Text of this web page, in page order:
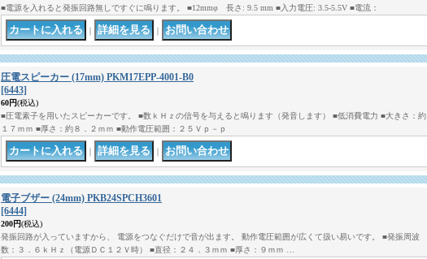
■電源を入れると発振回路無しですぐに鳴ります。 ■12mmφ 長さ: 9.5 mm ■入力電圧: 3.5-5.5V ■電流：
｜ ｜
圧電スピーカー (17mm) PKM17EPP-4001-B0
[6443]
60円(税込)
■圧電素子を用いたスピーカーです。 ■数ｋＨｚの信号を与えると鳴ります（発音します） ■低消費電力 ■大きさ：約
１７ｍｍ ■厚さ：約８．２ｍｍ ■動作電圧範囲：２５Ｖｐ－ｐ
｜ ｜
電子ブザー (24mm) PKB24SPCH3601
[6444]
200円(税込)
発振回路が入っていますから、 電源をつなぐだけで音が出ます。 動作電圧範囲が広くて扱い易いです。 ■発振周波
数：３．６ｋＨｚ（電源ＤＣ１２Ｖ時） ■直径：２４．３ｍｍ ■厚さ：９ｍｍ …